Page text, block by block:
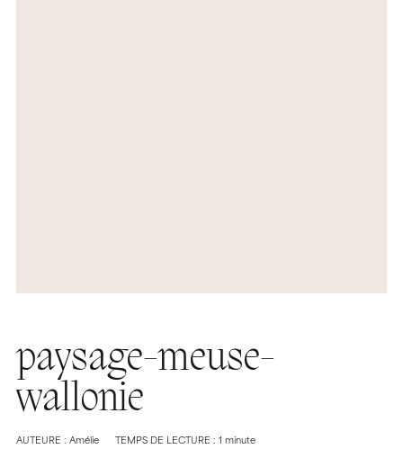
paysage-meuse-
wallonie
AUTEURE : Amélie TEMPS DE LECTURE : 1 minute